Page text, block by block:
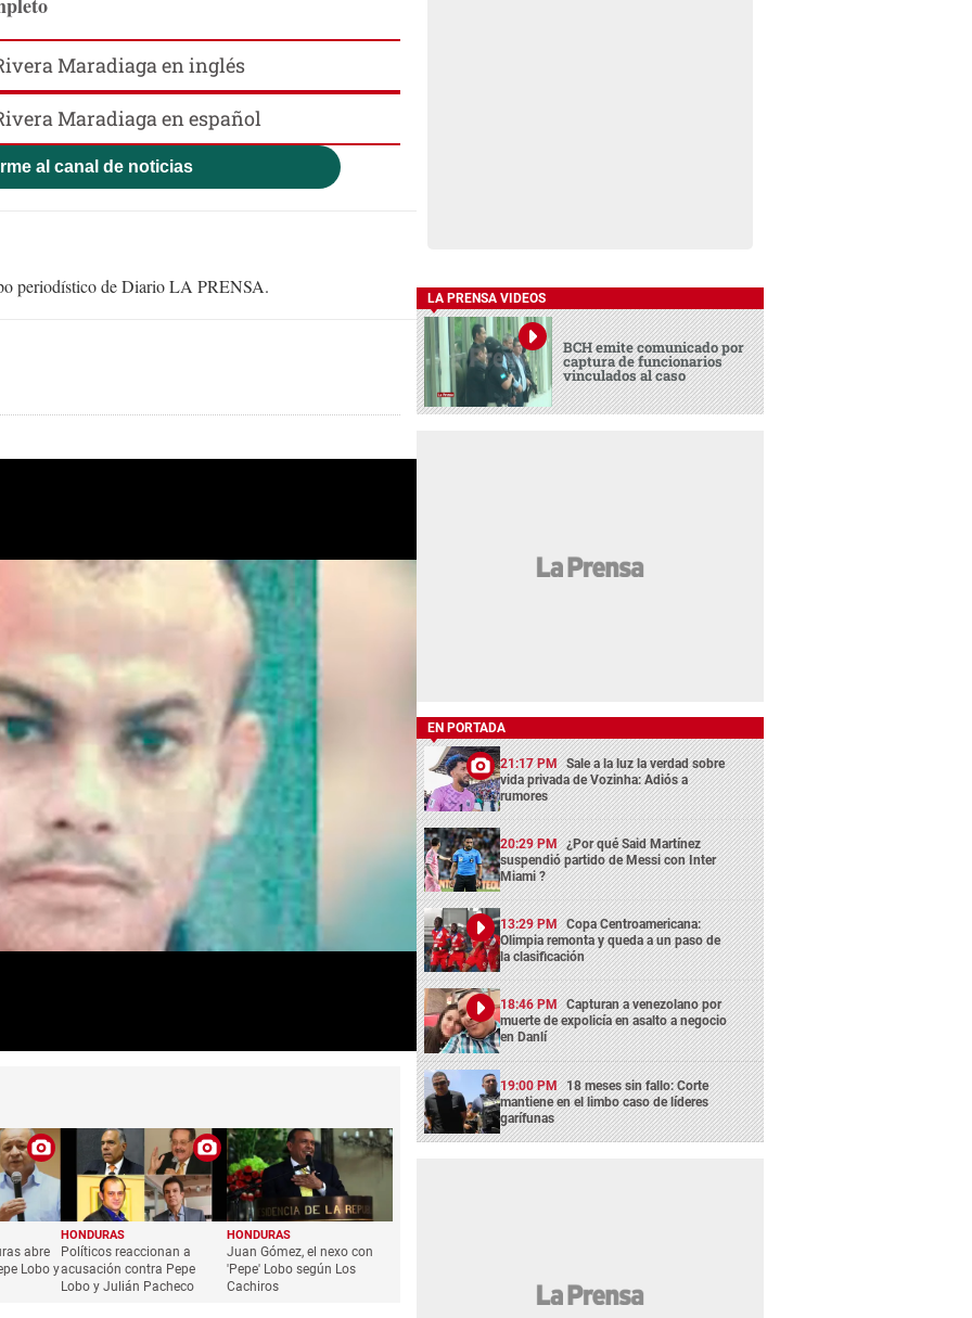
Maradiaga en inglés
Maradiaga en español
al canal de noticias
periodístico de Diario LA PRENSA.
abre
Lobo y
HONDURAS
Políticos reaccionan a
acusación contra Pepe
Lobo y Julián Pacheco
HONDURAS
Juan Gómez, el nexo con
'Pepe' Lobo según Los
Cachiros
LA PRENSA VIDEOS
BCH emite comunicado por
captura de funcionarios
vinculados al caso
EN PORTADA
21:17 PM Sale a la luz la verdad sobre
vida privada de Vozinha: Adiós a
rumores
20:29 PM ¿Por qué Said Martínez
suspendió partido de Messi con Inter
Miami ?
13:29 PM Copa Centroamericana:
Olimpia remonta y queda a un paso de
la clasificación
18:46 PM Capturan a venezolano por
muerte de expolicía en asalto a negocio
en Danlí
19:00 PM 18 meses sin fallo: Corte
mantiene en el limbo caso de líderes
garífunas